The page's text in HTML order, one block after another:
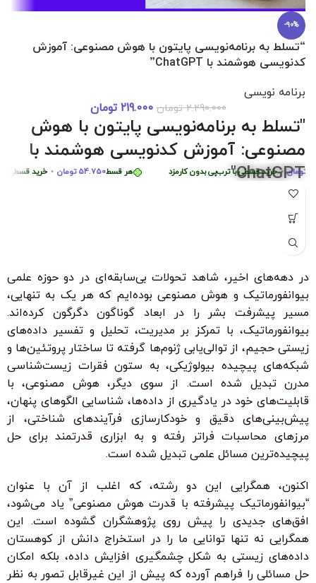
هر قسط54.750 تومان • خرید قسطی با • خرید قسطی با ترب‌پی بدون کارمزد
-90%
“تسلط به برنامه‌نویسی پایتون با هوش مصنوعی: آموزش
کدنویسی هوشمند با ChatGPT”
برنامه نویسی
2.290.000 تومان 219.000 تومان
"تسلط به برنامه‌نویسی پایتون با هوش
مصنوعی: آموزش کدنویسی هوشمند با
ChatGPT"
"با شرکت در این دوره جامع و کاربردی، به راحتی مهارت‌های
برنامه‌نویسی پایتون را از سطح مبتدی تا پیشرفته با کمک هوش
آموزشی، شما را قادر می‌سازد تا به سرعت الگوریتم‌های پیچیده را
سطوح با زیرنویس فارسی حرفه‌ای و امکان دانلود و تماشای آنلاین."
ویژگی‌های کلیدی:
بدون نیاز به تجربه قبلی برنامه‌نویسی
زیرنویس فارسی با ترجمه حرفه‌ای
۳۰ ٪ تخفیف ویژه برای دانشجویان و دانش آموزان
خرید قسطی با ترب‌پی بدون کارمزد
هر قسط449.975تومان • خرید قسطی با ترب‌پی بدون کارمزد
در دهه‌های اخیر، شاهد تحولات بی‌سابقه‌ای در دو حوزه علمی
بیوانفورماتیک و هوش مصنوعی بوده‌ایم که هر یک به تنهایی،
مسیر پیشرفت بشر را در ابعاد گوناگون دگرگون کرده‌اند.
بیوانفورماتیک، با تمرکز بر مدیریت، تحلیل و تفسیر داده‌های
زیستی حجیم، از توالی‌یابی ژنوم‌ها گرفته تا ساختار پروتئین‌ها و
شبکه‌های پیچیده بیولوژیکی، به ستون فقرات زیست‌شناسی
مدرن تبدیل شده است. از سوی دیگر، هوش مصنوعی، با
قابلیت‌های خود در یادگیری از داده‌ها، شناسایی الگوهای پنهان،
پیش‌بینی‌های دقیق و خودکارسازی فرآیندهای شناختی، از
مرزهای محاسبات فراتر رفته و به ابزاری قدرتمند برای حل
پیچیده‌ترین مسائل علمی تبدیل شده است.
اکنون، همگرایی این دو رشته، که اغلب از آن با عنوان
“بیوانفورماتیک پیشرفته با قدرت هوش مصنوعی” یاد می‌شود،
افق‌های جدیدی را پیش روی پژوهشگران گشوده است. این
همگرایی نه تنها توانایی ما را در استخراج دانش از کوهستان
داده‌های زیستی به شکل چشمگیری افزایش داده، بلکه امکان
حل مسائلی را فراهم آورده که پیش از این غیرقابل تصور به نظر